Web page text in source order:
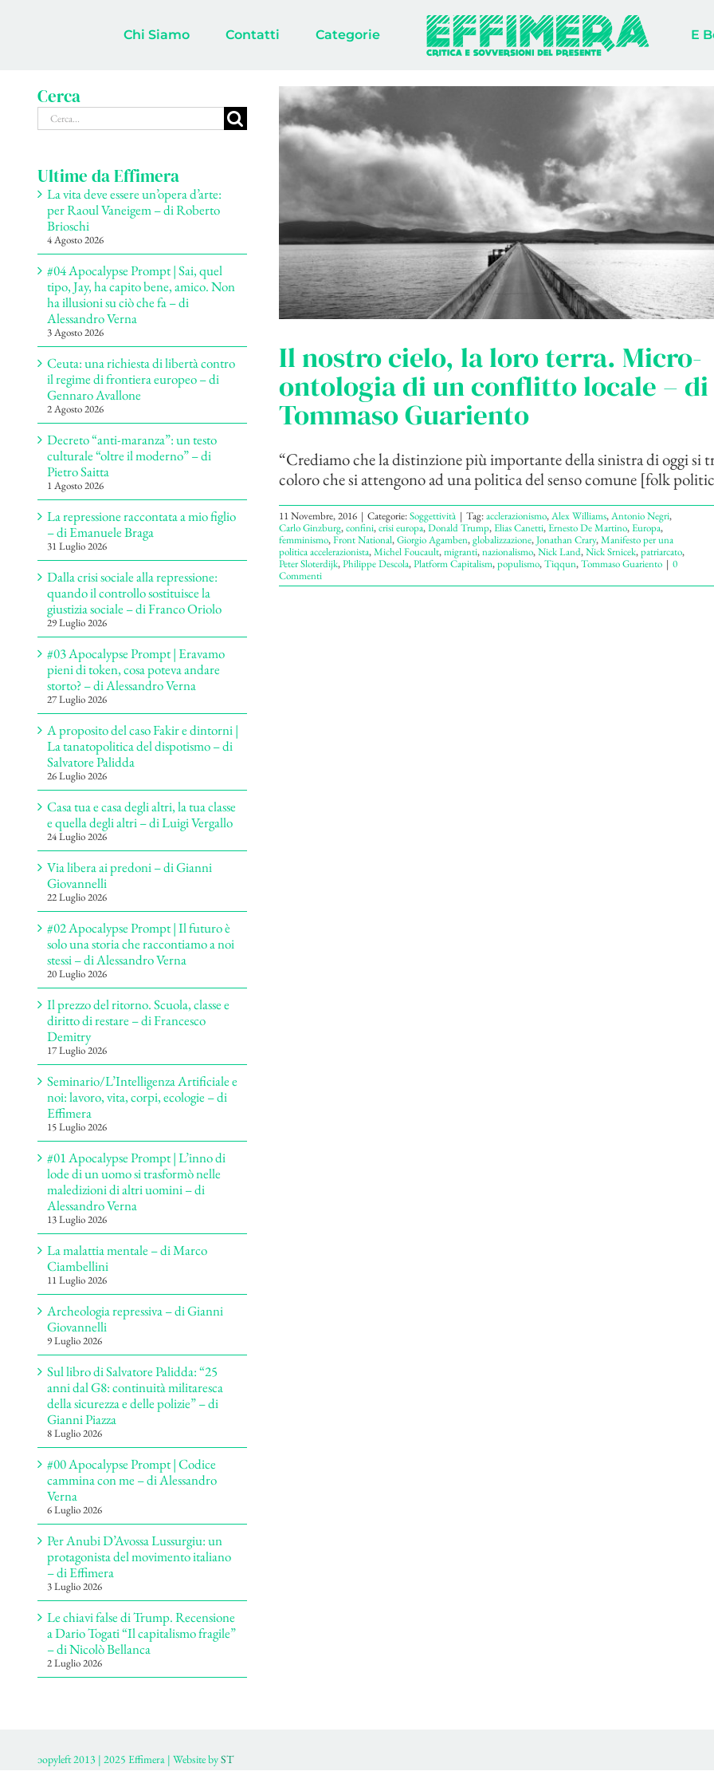
Chi Siamo Contatti Categorie E
Il nostro cielo, la loro terra. Micro-
ontologia di un conflitto locale – di
Tommaso Guariento
“Crediamo che la distinzione più importante della sinistra di oggi si
coloro che si attengono ad una politica del senso comune [folk
11 Novembre, 2016 | Categorie:Soggettività | Tag:acclerazionismo,Alex Williams,Antonio Negri,
Carlo Ginzburg,confini,crisi europa,Donald Trump,Elias Canetti,Ernesto De Martino,Europa,
femminismo,Front National,Giorgio Agamben,globalizzazione,Jonathan Crary,Manifesto per una
politica accelerazionista,Michel Foucault,migranti,nazionalismo,Nick Land,Nick Srnicek,patriarcato,
Peter Sloterdijk,Philippe Descola,Platform Capitalism,populismo,Tiqqun,Tommaso Guariento | 0
Commenti
Cerca
Cerca
per:
Ultime da Effimera
La vita deve essere un’opera d’arte:
per Raoul Vaneigem – di Roberto
Brioschi
4 Agosto 2026
#04 Apocalypse Prompt | Sai, quel
tipo, Jay, ha capito bene, amico. Non
ha illusioni su ciò che fa – di
Alessandro Verna
3 Agosto 2026
Ceuta: una richiesta di libertà contro
il regime di frontiera europeo – di
Gennaro Avallone
2 Agosto 2026
Decreto “anti-maranza”: un testo
culturale “oltre il moderno” – di
Pietro Saitta
1 Agosto 2026
La repressione raccontata a mio figlio
– di Emanuele Braga
31 Luglio 2026
Dalla crisi sociale alla repressione:
quando il controllo sostituisce la
giustizia sociale – di Franco Oriolo
29 Luglio 2026
#03 Apocalypse Prompt | Eravamo
pieni di token, cosa poteva andare
storto? – di Alessandro Verna
27 Luglio 2026
A proposito del caso Fakir e dintorni |
La tanatopolitica del dispotismo – di
Salvatore Palidda
26 Luglio 2026
Casa tua e casa degli altri, la tua classe
e quella degli altri – di Luigi Vergallo
24 Luglio 2026
Via libera ai predoni – di Gianni
Giovannelli
22 Luglio 2026
#02 Apocalypse Prompt | Il futuro è
solo una storia che raccontiamo a noi
stessi – di Alessandro Verna
20 Luglio 2026
Il prezzo del ritorno. Scuola, classe e
diritto di restare – di Francesco
Demitry
17 Luglio 2026
Seminario/L’Intelligenza Artificiale e
noi: lavoro, vita, corpi, ecologie – di
Effimera
15 Luglio 2026
#01 Apocalypse Prompt | L’inno di
lode di un uomo si trasformò nelle
maledizioni di altri uomini – di
Alessandro Verna
13 Luglio 2026
La malattia mentale – di Marco
Ciambellini
11 Luglio 2026
Archeologia repressiva – di Gianni
Giovannelli
9 Luglio 2026
Sul libro di Salvatore Palidda: “25
anni dal G8: continuità militaresca
della sicurezza e delle polizie” – di
Gianni Piazza
8 Luglio 2026
#00 Apocalypse Prompt | Codice
cammina con me – di Alessandro
Verna
6 Luglio 2026
Per Anubi D’Avossa Lussurgiu: un
protagonista del movimento italiano
– di Effimera
3 Luglio 2026
Le chiavi false di Trump. Recensione
a Dario Togati “Il capitalismo fragile”
– di Nicolò Bellanca
2 Luglio 2026
ɔopyleft 2013 | 2025 Effimera | Website byST